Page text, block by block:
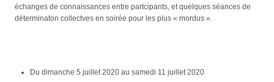
échanges de connaissances entre partcipants, et quelques séances de
déterminaton collectves en soirée pour les plus « mordus ».
Du dimanche 5 juillet 2020 au samedi 11 juillet 2020